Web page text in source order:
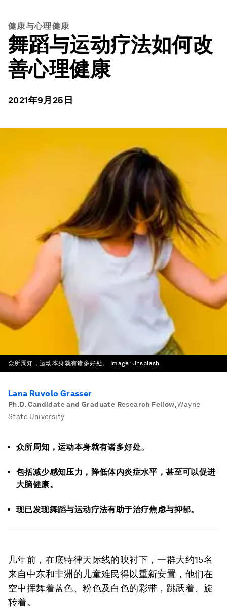
健康与心理健康
舞蹈与运动疗法如何改
善心理健康
2021年9月25日
众所周知，运动本身就有诸多好处。 Image: Unsplash
Lana Ruvolo Grasser
Ph.D. Candidate and Graduate Research Fellow, Wayne
State University
众所周知，运动本身就有诸多好处。
包括减少感知压力，降低体内炎症水平，甚至可以促进
大脑健康。
现已发现舞蹈与运动疗法有助于治疗焦虑与抑郁。
几年前，在底特律天际线的映衬下，一群大约15名
来自中东和非洲的儿童难民得以重新安置，他们在
空中挥舞着蓝色、粉色及白色的彩带，跳跃着、旋
转着。